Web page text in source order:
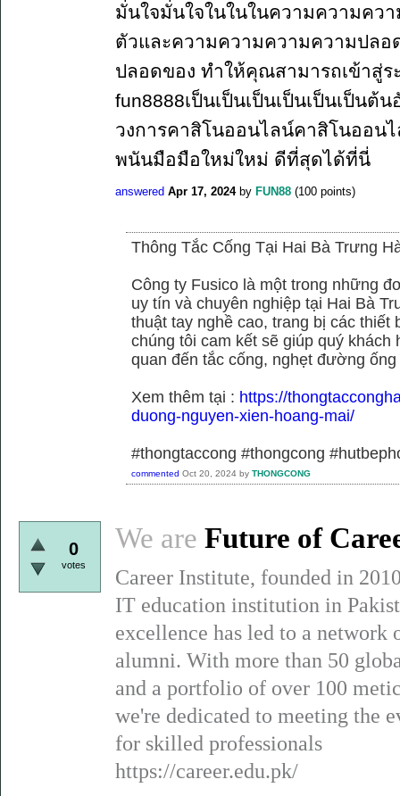
มั่นใจมั่นใจในในในความความคว
ตัวและความความความความปล
ปลอดของ ทำให้คุณสามารถเข้าสู่ร
fun8888เป็นเป็นเป็นเป็นเป็นเป็น
วงการคาสิโนออนไลน์คาสิโนออน
พนันมือมือใหม่ใหม่ ดีที่สุดได้ที่นี่
answered Apr 17, 2024 by FUN88 (100 points)
Thông Tắc Cống Tại Hai Bà Trưng
Công ty Fusico là một trong những
uy tín và chuyên nghiệp tại Hai Bà
thuật tay nghề cao, trang bị các thiết
chúng tôi cam kết sẽ giúp quý
quan đến tắc cống, nghẹt đường
Xem thêm tại : https://
duong-nguyen-xien-hoang-mai/
#thongtaccong #thongcong
commented Oct 20, 2024 by THONGCONG
0
votes
We are Future of
Career Institute, founded in
IT education institution in
excellence has led to a network
alumni. With more than 50
and a portfolio of over 100
we're dedicated to meeting the
for skilled professionals
https://career.edu.pk/